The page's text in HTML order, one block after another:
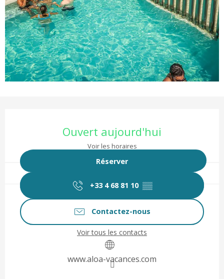
Ouvert aujourd'hui
Voir les horaires
Réserver
+33 4 68 81 10 ▒▒
Contactez-nous
Voir tous les contacts
www.aloa-vacances.com